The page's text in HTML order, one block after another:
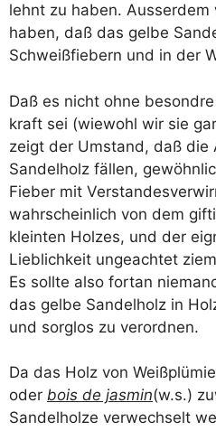
lehnt zu haben.
haben, daß das gel­be
Schweiß­fie­bern und in der
Daß es nicht ohne
kraft sei (wie­wohl wir sie
zeigt der Umstand, daß die
San­del­holz fäl­len,
Fie­ber mit
wahr­schein­lich von dem
klein­ten Hol­zes, und der
Lieb­lich­keit unge­ach­tet
Es soll­te also fort­an
das gel­be San­del­holz in
und sorg­los zu verordnen.
Da das Holz von
oder bois de jas­min(w.s.)
San­del­hol­ze ver­wech­selt